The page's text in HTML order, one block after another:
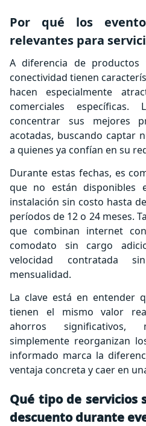
Por qué los
relevantes para
A diferencia de productos
conectividad tienen
hacen especialmente
comerciales específicas.
concentrar sus mejores
acotadas, buscando captar
a quienes ya confían en su
Durante estas fechas, es
que no están disponibles
instalación sin costo hasta
períodos de 12 o 24 meses.
que combinan internet
comodato sin cargo
velocidad contratada
mensualidad.
La clave está en entender
tienen el mismo valor
ahorros
simplemente reorganizan
informado marca la
ventaja concreta y caer en
Qué tipo de servicios
descuento durante